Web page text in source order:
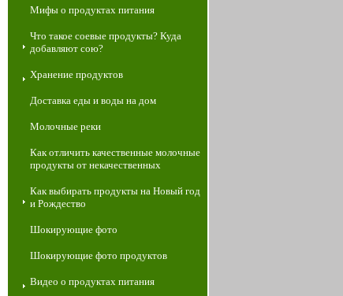
Мифы о продуктах питания
Что такое соевые продукты? Куда
добавляют сою?
Хранение продуктов
Доставка еды и воды на дом
Молочные реки
Как отличить качественные молочные
продукты от некачественных
Как выбирать продукты на Новый год
и Рождество
Шокирующие фото
Шокирующие фото продуктов
Видео о продуктах питания